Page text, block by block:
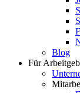
Blog
Für